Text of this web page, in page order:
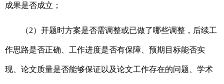
成果是否成立；
（2）开题时方案是否需调整或已做了哪些调整，后续工
作思路是否正确、工作进度是否有保障、预期目标能否实
现、论文质量是否能够保证以及论文工作存在的问题、学术